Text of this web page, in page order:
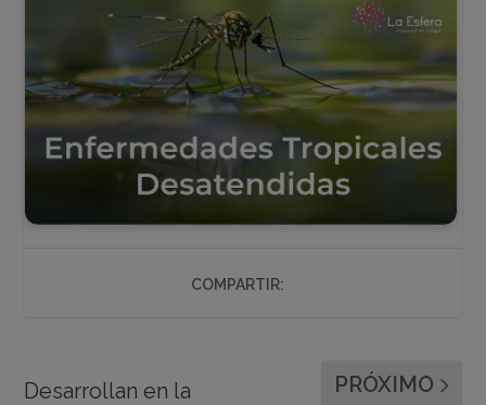
COMPARTIR:
Desarrollan en la PRÓXIMO